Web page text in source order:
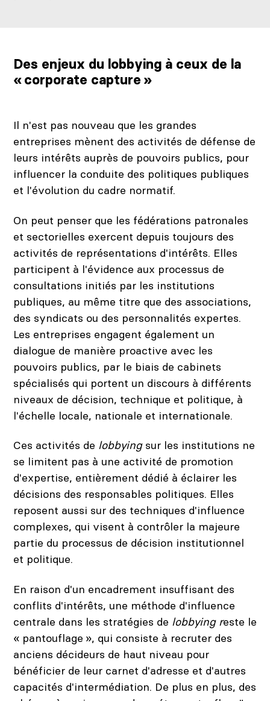
Des enjeux du lobbying à ceux de la
« corporate capture »
Il n'est pas nouveau que les grandes
entreprises mènent des activités de défense de
leurs intérêts auprès de pouvoirs publics, pour
influencer la conduite des politiques publiques
et l'évolution du cadre normatif.
On peut penser que les fédérations patronales
et sectorielles exercent depuis toujours des
activités de représentations d'intérêts. Elles
participent à l'évidence aux processus de
consultations initiés par les institutions
publiques, au même titre que des associations,
des syndicats ou des personnalités expertes.
Les entreprises engagent également un
dialogue de manière proactive avec les
pouvoirs publics, par le biais de cabinets
spécialisés qui portent un discours à différents
niveaux de décision, technique et politique, à
l'échelle locale, nationale et internationale.
Ces activités de lobbyingsur les institutions ne
se limitent pas à une activité de promotion
d'expertise, entièrement dédié à éclairer les
décisions des responsables politiques. Elles
reposent aussi sur des techniques d'influence
complexes, qui visent à contrôler la majeure
partie du processus de décision institutionnel
et politique.
En raison d'un encadrement insuffisant des
conflits d'intérêts, une méthode d'influence
centrale dans les stratégies de lobbying reste le
« pantouflage », qui consiste à recruter des
anciens décideurs de haut niveau pour
bénéficier de leur carnet d'adresse et d'autres
capacités d'intermédiation. De plus en plus, des